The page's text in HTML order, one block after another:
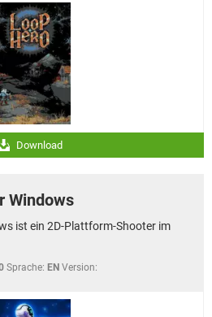
Download
Windows
ist ein 2D-Plattform-Shooter im
Sprache: EN Version: